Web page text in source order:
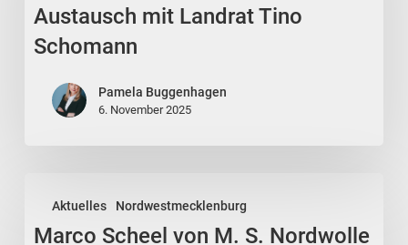
Austausch
mit
Tino
Schomann
Austausch mit Landrat Tino
Schomann
Pamela Buggenhagen
6. November 2025
Aktuelles Nordwestmecklenburg
Scheel
von
Marco Scheel von M. S. Nordwolle